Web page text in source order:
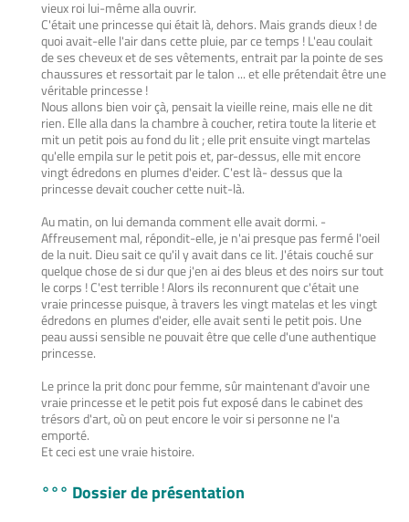
vieux roi lui-même alla ouvrir.
C'était une princesse qui était là, dehors. Mais grands dieux ! de
quoi avait-elle l'air dans cette pluie, par ce temps ! L'eau coulait
de ses cheveux et de ses vêtements, entrait par la pointe de ses
chaussures et ressortait par le talon ... et elle prétendait être une
véritable princesse !
Nous allons bien voir çà, pensait la vieille reine, mais elle ne dit
rien. Elle alla dans la chambre à coucher, retira toute la literie et
mit un petit pois au fond du lit ; elle prit ensuite vingt martelas
qu'elle empila sur le petit pois et, par-dessus, elle mit encore
vingt édredons en plumes d'eider. C'est là- dessus que la
princesse devait coucher cette nuit-là.
Au matin, on lui demanda comment elle avait dormi. -
Affreusement mal, répondit-elle, je n'ai presque pas fermé l'oeil
de la nuit. Dieu sait ce qu'il y avait dans ce lit. J'étais couché sur
quelque chose de si dur que j'en ai des bleus et des noirs sur tout
le corps ! C'est terrible ! Alors ils reconnurent que c'était une
vraie princesse puisque, à travers les vingt matelas et les vingt
édredons en plumes d'eider, elle avait senti le petit pois. Une
peau aussi sensible ne pouvait être que celle d'une authentique
princesse.
Le prince la prit donc pour femme, sûr maintenant d'avoir une
vraie princesse et le petit pois fut exposé dans le cabinet des
trésors d'art, où on peut encore le voir si personne ne l'a
emporté.
Et ceci est une vraie histoire.
°°° Dossier de présentation